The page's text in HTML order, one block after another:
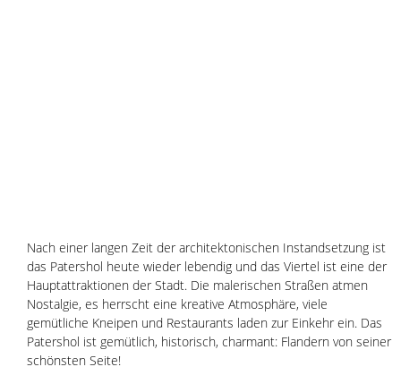
Nach einer langen Zeit der architektonischen Instandsetzung ist
das Patershol heute wieder lebendig und das Viertel ist eine der
Hauptattraktionen der Stadt. Die malerischen Straßen atmen
Nostalgie, es herrscht eine kreative Atmosphäre, viele
gemütliche Kneipen und Restaurants laden zur Einkehr ein. Das
Patershol ist gemütlich, historisch, charmant: Flandern von seiner
schönsten Seite!